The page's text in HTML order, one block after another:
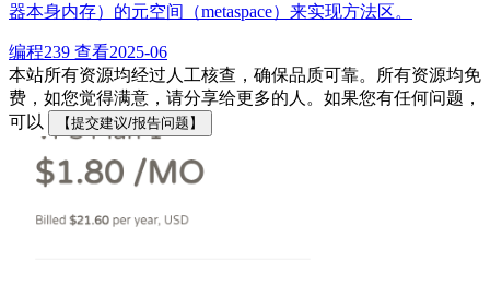
器本身内存）的元空间（metaspace）来实现方法区。
编程239 查看2025-06
本站所有资源均经过人工核查，确保品质可靠。所有资源均免
费，如您觉得满意，请分享给更多的人。如果您有任何问题，
可以
【提交建议/报告问题】